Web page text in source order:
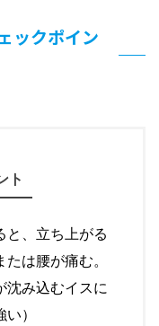
ックポイン
ト
と、立ち上がる
は腰が痛む。
沈み込むイスに
）